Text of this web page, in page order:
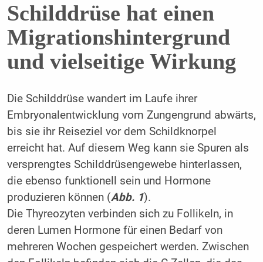
Schilddrüse hat einen
Migrationshintergrund
und vielseitige Wirkung
Die Schilddrüse wandert im Laufe ihrer
Embryonalentwicklung vom Zungengrund abwärts,
bis sie ihr Reiseziel vor dem Schildknorpel
erreicht hat. Auf diesem Weg kann sie Spuren als
versprengtes Schilddrüsengewebe hinterlassen,
die ebenso funktionell sein und Hormone
produzieren können (Abb. 1).
Die Thyreozyten verbinden sich zu Follikeln, in
deren Lumen Hormone für einen Bedarf von
mehreren Wochen gespeichert werden. Zwischen